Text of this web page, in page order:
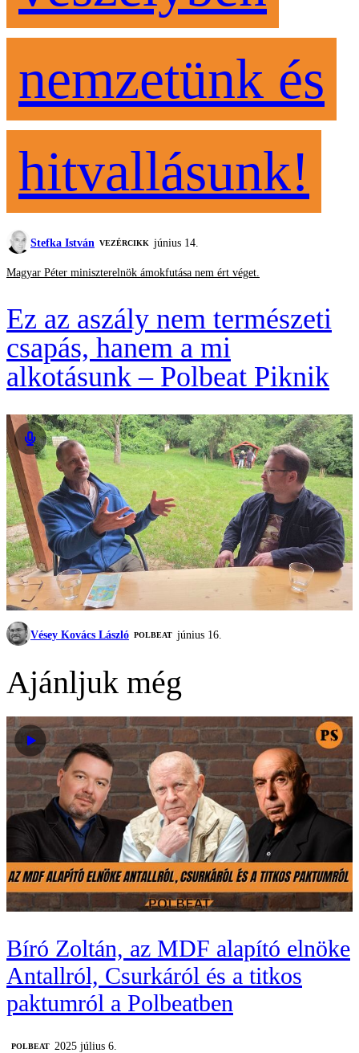
nemzetünk és
hitvallásunk!
Stefka István VEZÉRCIKK június 14.
Magyar Péter miniszterelnök ámokfutása nem ért véget.
Ez az aszály nem természeti
csapás, hanem a mi
alkotásunk – Polbeat Piknik
Vésey Kovács László ‎POLBEAT június 16.
Ajánljuk még
Bíró Zoltán, az MDF alapító elnöke
Antallról, Csurkáról és a titkos
paktumról a Polbeatben
‎POLBEAT 2025 július 6.